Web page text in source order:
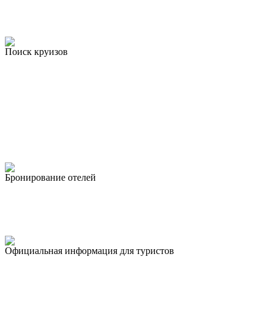
Поиск круизов
Бронирование отелей
Официальная информация для туристов